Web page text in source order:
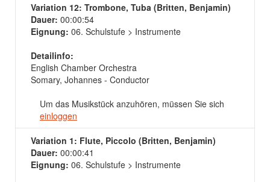
Variation 12: Trombone, Tuba (Britten, Benjamin)
Dauer: 00:00:54
Eignung: 06. Schulstufe > Instrumente
Detailinfo:
English Chamber Orchestra
Somary, Johannes - Conductor
Um das Musikstück anzuhören, müssen Sie sich
einloggen
Variation 1: Flute, Piccolo (Britten, Benjamin)
Dauer: 00:00:41
Eignung: 06. Schulstufe > Instrumente